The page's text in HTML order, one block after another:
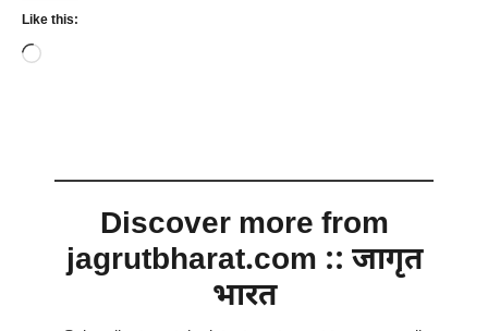
Like this:
Loading…
Discover more from
jagrutbharat.com :: जागृत
भारत